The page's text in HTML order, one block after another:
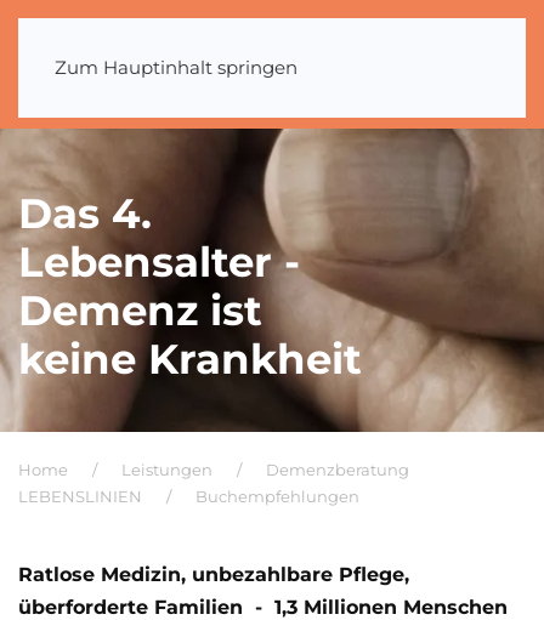
Zum Hauptinhalt springen
Das 4.
Lebensalter -
Demenz ist
keine Krankheit
Home Leistungen
Demenzberatung
LEBENSLINIEN
Buchempfehlungen
Ratlose Medizin, unbezahlbare Pflege,
überforderte Familien - 1,3 Millionen Menschen